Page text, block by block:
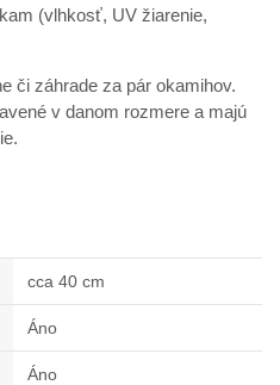
(vlhkosť, UV žiarenie,
či záhrade za pár okamihov.
v danom rozmere a majú
cca 40 cm
Áno
Áno